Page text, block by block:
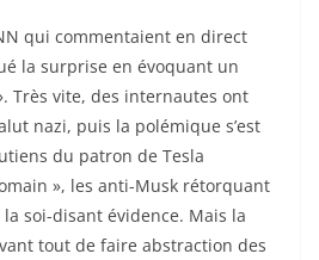
qui commentaient en direct
la surprise en évoquant un
Très vite, des internautes ont
nazi, puis la polémique s’est
du patron de Tesla
», les anti-Musk rétorquant
soi-disant évidence. Mais la
tout de faire abstraction des